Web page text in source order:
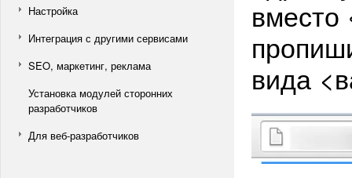
Настройка
Интеграция с другими сервисами
SEO, маркетинг, реклама
Установка модулей сторонних
разработчиков
Для веб-разработчиков
вместо
вида